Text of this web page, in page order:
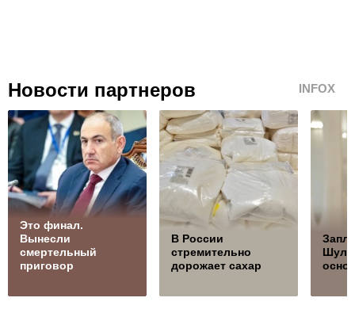
Новости партнеров INFOX
Это финал.
Вынесли
смертельный
приговор
В России
стремительно
дорожает сахар